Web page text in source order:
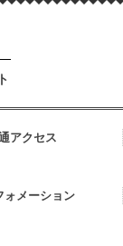
アクセス
ォメーション